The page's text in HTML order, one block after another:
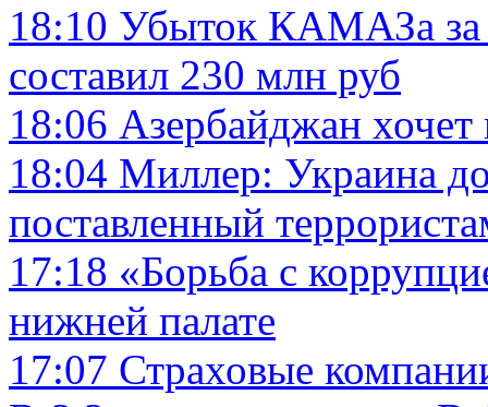
18:10 Убыток КАМАЗа
составил 230 млн руб
18:06 Азербайджан хочет
18:04 Миллер: Украина
поставленный
17:18 «Борьба с
нижней палате
17:07 Страховые